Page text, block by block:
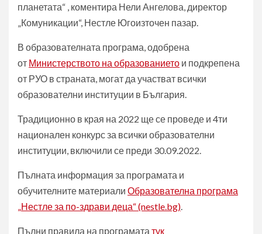
планетата“ , коментира Нели Ангелова, директор
„Комуникации“, Нестле Югоизточен пазар.
В образователната програма, одобрена
от Министерството на образованието и подкрепена
от РУО в страната, могат да участват всички
образователни институции в България.
Традиционно в края на 2022 ще се проведе и 4ти
национален конкурс за всички образователни
институции, включили се преди 30.09.2022.
Пълната информация за програмата и
обучителните материали Образователна програма
„Нестле за по-здрави деца“ (nestle.bg)
Пълни правила на програмата тук